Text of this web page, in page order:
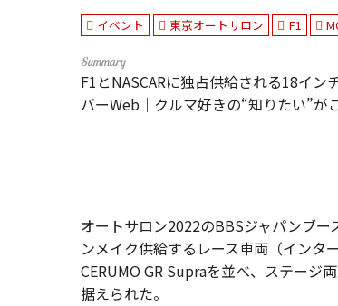
イベント 東京オートサロン F1
F1とNASCARに独占供給される18イ
バーWeb｜クルマ好きの“知りたい”が
オートサロン2022のBBSジャパンブ
ンメイク供給するレース車両（インタ
CERUMO GR Supraを並べ、ステージ
据えられた。